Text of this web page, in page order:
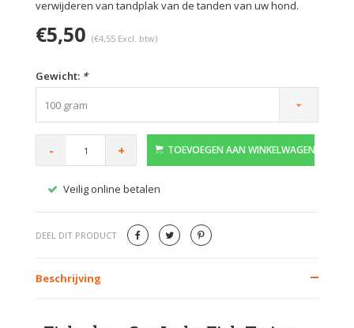
verwijderen van tandplak van de tanden van uw hond.
€5,50 (€4,55 Excl. btw)
Gewicht: *
100 gram
- + TOEVOEGEN AAN WINKELWAGEN
Veilig online betalen
DEEL DIT PRODUCT
Beschrijving